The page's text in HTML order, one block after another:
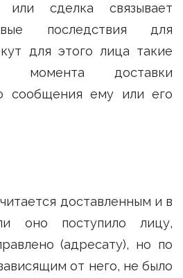
или сделка связывает
последствия для
для этого лица такие
момента доставки
сообщения ему или его
доставленным и в
оно поступило лицу,
(адресату), но по
от него, не было